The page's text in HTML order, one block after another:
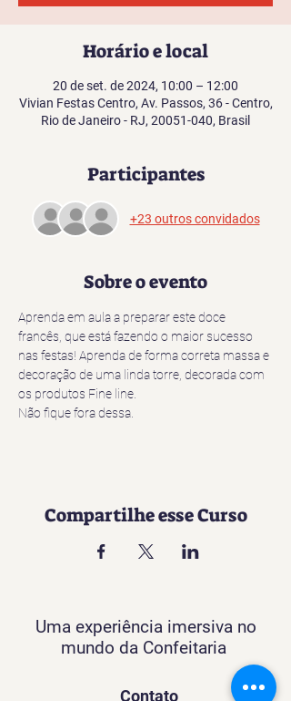
Horário e local
20 de set. de 2024, 10:00 – 12:00
Vivian Festas Centro, Av. Passos, 36 - Centro,
Rio de Janeiro - RJ, 20051-040, Brasil
Participantes
+23 outros convidados
Sobre o evento
Aprenda em aula a preparar este doce
francês, que está fazendo o maior sucesso
nas festas! Aprenda de forma correta massa e
decoração de uma linda torre, decorada com
os produtos Fine line.
Não fique fora dessa.
Compartilhe esse Curso
Uma experiência imersiva no
mundo da Confeitaria
Contato